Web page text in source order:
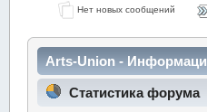
Нет новых сообщений
Arts-Union -
Статистика форума